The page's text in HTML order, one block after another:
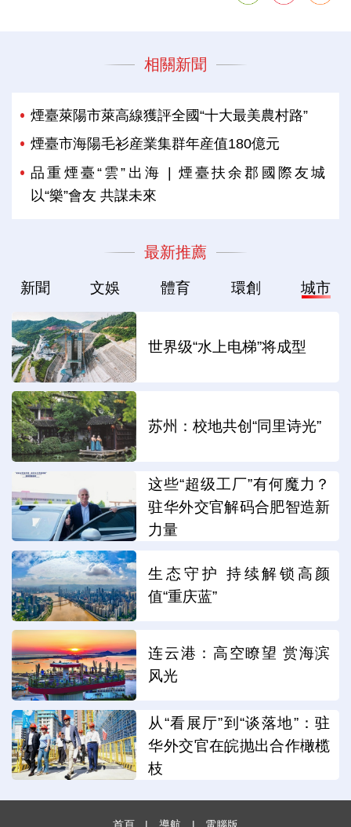
相關新聞
煙臺萊陽市萊高線獲評全國“十大最美農村路”
煙臺市海陽毛衫産業集群年産值180億元
品重煙臺“雲”出海 | 煙臺扶余郡國際友城
以“樂”會友 共謀未來
最新推薦
新聞 文娛 體育 環創 城市
世界级“水上电梯”将成型
苏州：校地共创“同里诗光”
这些“超级工厂”有何魔力？
驻华外交官解码合肥智造新
力量
生态守护 持续解锁高颜
值“重庆蓝”
连云港：高空瞭望 赏海滨
风光
从“看展厅”到“谈落地”：驻
华外交官在皖抛出合作橄榄
枝